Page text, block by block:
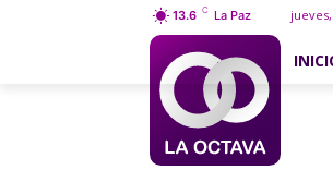
13.6 C La Paz